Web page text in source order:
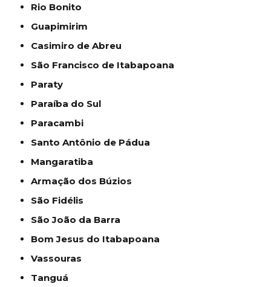
Rio Bonito
Guapimirim
Casimiro de Abreu
São Francisco de Itabapoana
Paraty
Paraíba do Sul
Paracambi
Santo Antônio de Pádua
Mangaratiba
Armação dos Búzios
São Fidélis
São João da Barra
Bom Jesus do Itabapoana
Vassouras
Tanguá